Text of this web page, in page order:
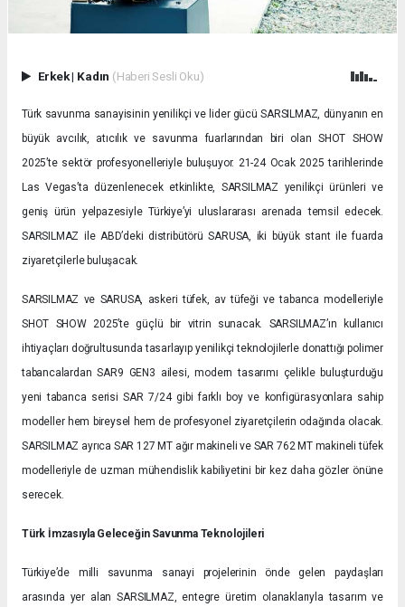
Erkek| Kadın (Haberi Sesli Oku)
Türk savunma sanayisinin yenilikçi ve lider gücü SARSILMAZ, dünyanın en
büyük avcılık, atıcılık ve savunma fuarlarından biri olan SHOT SHOW
2025’te sektör profesyonelleriyle buluşuyor. 21-24 Ocak 2025 tarihlerinde
Las Vegas’ta düzenlenecek etkinlikte, SARSILMAZ yenilikçi ürünleri ve
geniş ürün yelpazesiyle Türkiye’yi uluslararası arenada temsil edecek.
SARSILMAZ ile ABD’deki distribütörü SARUSA, iki büyük stant ile fuarda
ziyaretçilerle buluşacak.
SARSILMAZ ve SARUSA, askeri tüfek, av tüfeği ve tabanca modelleriyle
SHOT SHOW 2025’te güçlü bir vitrin sunacak. SARSILMAZ’ın kullanıcı
ihtiyaçları doğrultusunda tasarlayıp yenilikçi teknolojilerle donattığı polimer
tabancalardan SAR9 GEN3 ailesi, modern tasarımı çelikle buluşturduğu
yeni tabanca serisi SAR 7/24 gibi farklı boy ve konfigürasyonlara sahip
modeller hem bireysel hem de profesyonel ziyaretçilerin odağında olacak.
SARSILMAZ ayrıca SAR 127 MT ağır makineli ve SAR 762 MT makineli tüfek
modelleriyle de uzman mühendislik kabiliyetini bir kez daha gözler önüne
serecek.
Türk İmzasıyla Geleceğin Savunma Teknolojileri
Türkiye’de milli savunma sanayi projelerinin önde gelen paydaşları
arasında yer alan SARSILMAZ, entegre üretim olanaklarıyla tasarım ve